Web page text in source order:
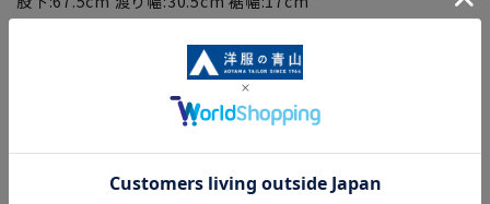
上:27cm 股下:68.5cm 渡り幅:31.5cm 裾幅:17.5cm
[LL]ウエスト:77cm ヒップ:105cm パンツ丈:97cm 股
上:27.5cm 股下:69.5cm 渡り幅:33cm 裾幅:18cm
■商品画像はサンプルのため、色味やサイズ等の仕様に変更が